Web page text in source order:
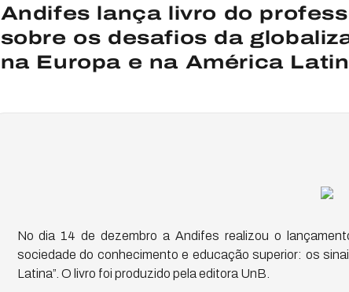
Andifes lança livro do
sobre os desafios da
na Europa e na América
No dia 14 de dezembro a Andifes realizou o
sociedade do conhecimento e educação superior: os
Latina”. O livro foi produzido pela editora UnB.